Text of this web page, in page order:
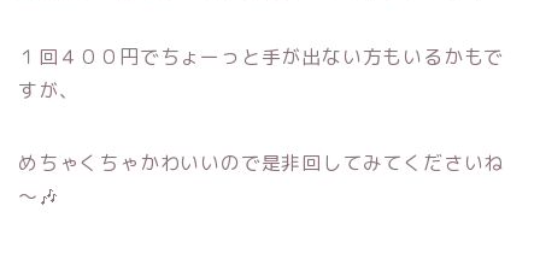
１回４００円でちょーっと手が出ない方もいるかもで
すが、
めちゃくちゃかわいいので是非回してみてくださいね
～🎶